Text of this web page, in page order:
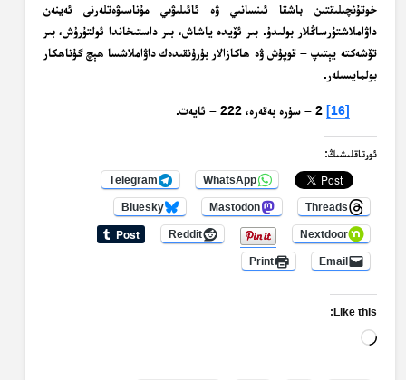
خوتۇنچىلىقتىن باشقا ئىنسانىي ۋە ئائىلىۋىي مۇناسىۋەتلەرنى ئەينەن
داۋاملاشتۇرساڭلار بولىدۇ. بىر ئۆيدە ياشاش، بىر داستىخاندا ئولتۇرۇش، بىر
تۆشەكتە يېتىپ – قوپۇش ۋە ھاكازالار بۇرۇنقىدەك داۋاملاشسا ھېچ گۇناھكار
بولمايسىلەر.
[16] 2 – سۈرە بەقەرە، 222 – ئايەت.
ئورتاقلىشىڭ:
WhatsApp
Telegram
Threads
Mastodon
Bluesky
Nextdoor
Reddit
Email
Print
Like this:
Loading…